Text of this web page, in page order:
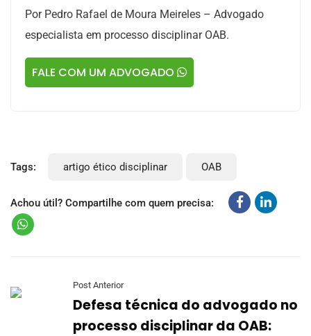
Por Pedro Rafael de Moura Meireles – Advogado
especialista em processo disciplinar OAB.
FALE COM UM ADVOGADO
Tags: artigo ético disciplinar OAB
Achou útil? Compartilhe com quem precisa:
Post Anterior
Defesa técnica do advogado no
processo disciplinar da OAB: